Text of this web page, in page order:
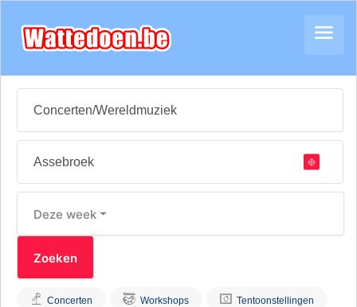
Deze week
Concerten Workshops Tentoonstellingen